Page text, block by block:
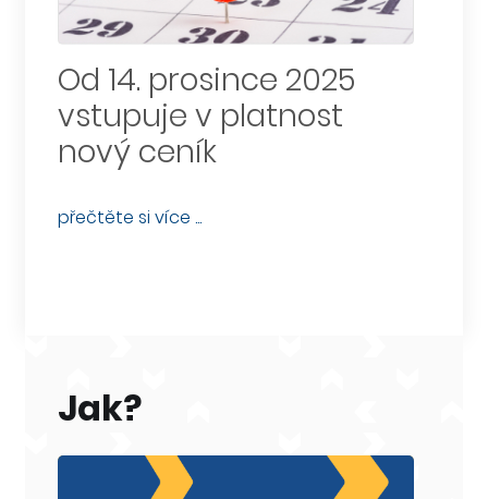
Od 14. prosince 2025
vstupuje v platnost
nový ceník
přečtěte si více ...
Jak?